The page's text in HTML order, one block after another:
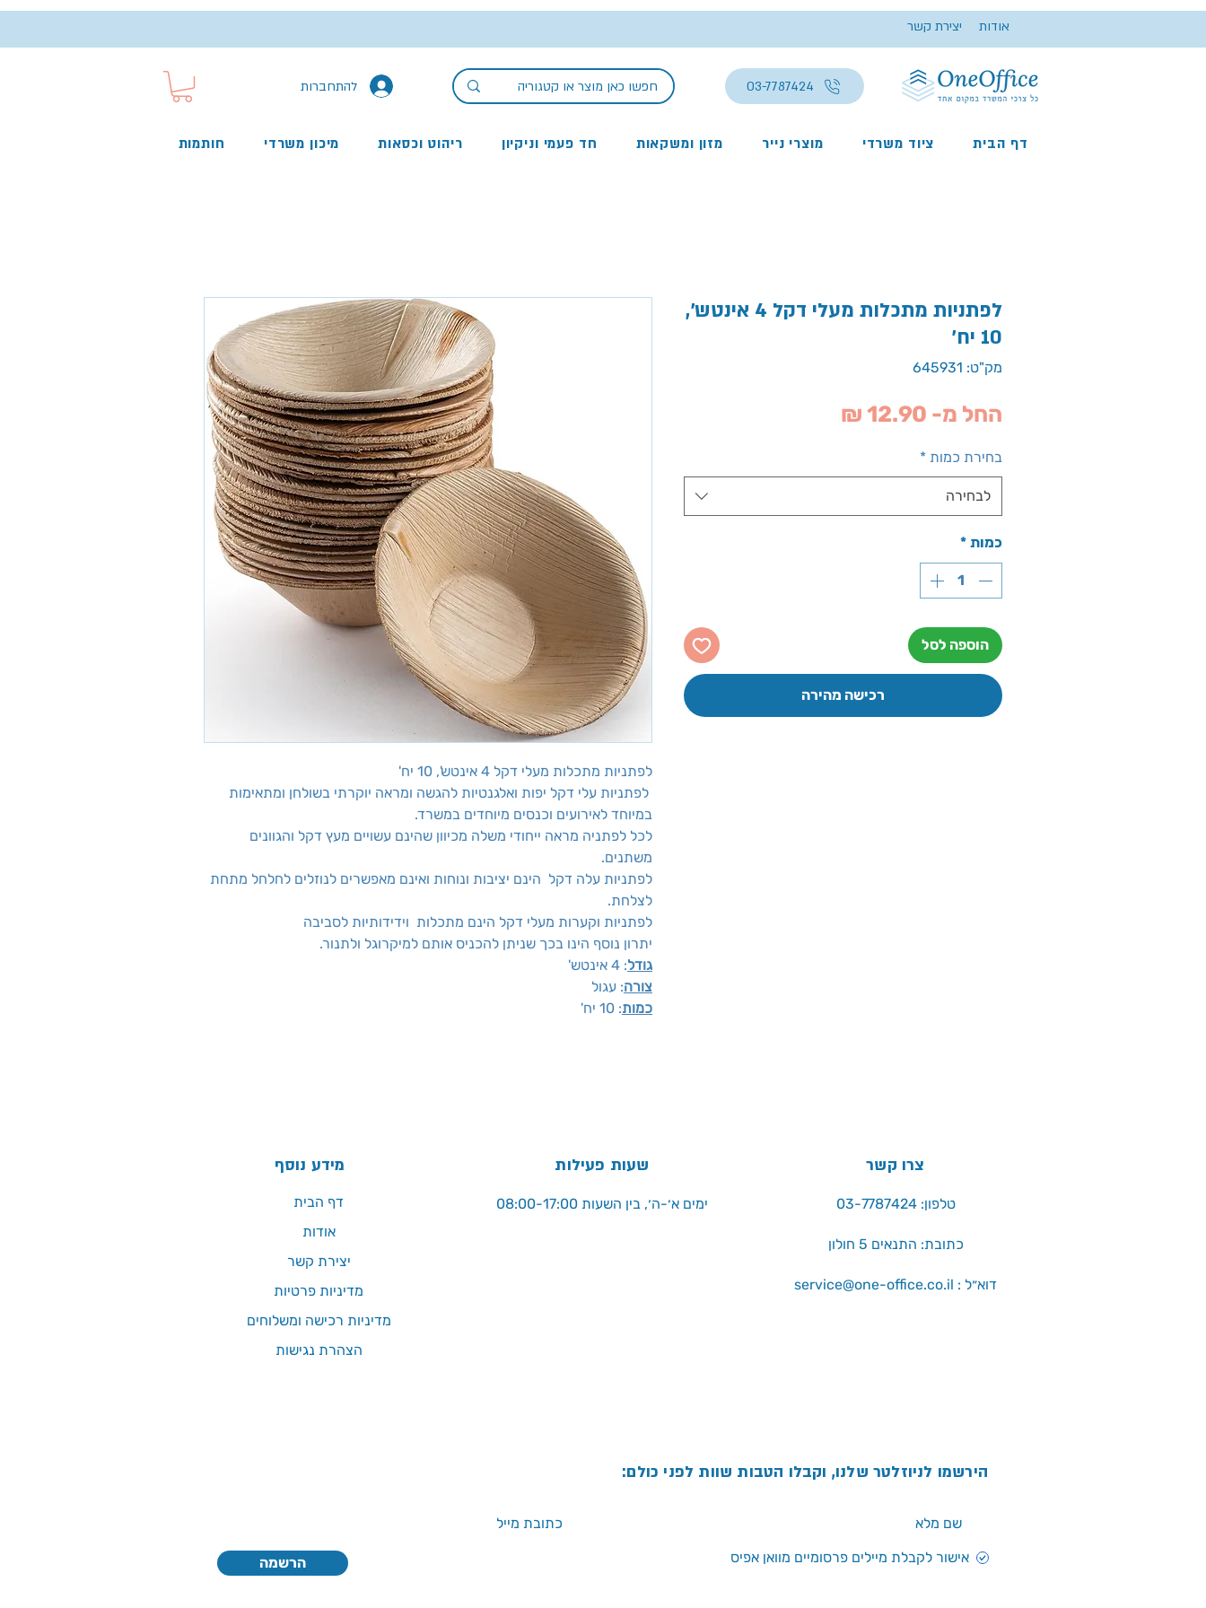
יצירת קשר אודות
להתחברות 03-7787424
דף הבית ציוד משרדי מוצרי נייר מזון ומשקאות חד פעמי וניקיון ריהוט וכסאות מיכון משרדי חותמות
לפתניות מתכלות מעלי דקל 4 אינטש', 10 יח'
לפתניות עלי דקל יפות ואלגנטיות להגשה ומראה יוקרתי בשולחן ומתאימות
במיוחד לאירועים וכנסים מיוחדים במשרד.
לכל לפתניה מראה ייחודי משלה מכיוון שהינם עשויים מעץ דקל והגוונים
משתנים.
לפתניות עלה דקל הינם יציבות ונוחות ואינם מאפשרים לנוזלים לחלחל מתחת
לצלחת.
לפתניות וקערות מעלי דקל הינם מתכלות וידידותיות לסביבה
יתרון נוסף הינו בכך שניתן להכניס אותם למיקרוגל ולתנור.
גודל: 4 אינטש'
צורה: עגול
כמות: 10 יח'
לפתניות מתכלות מעלי דקל 4 אינטש',
10 יח'
מק"ט: 645931
החל מ- 12.90 ₪
בחירת כמות *
לבחירה
כמות *
הוספה לסל
רכישה מהירה
מידע נוסף שעות פעילות
ימים א׳-ה׳, בין השעות 08:00-17:00
צרו קשר
טלפון: 03-7787424
כתובת: התנאים 5 חולון
service@one-office.co.il : דוא״ל
דף הבית
אודות
יצירת קשר
מדיניות פרטיות
מדיניות רכישה ומשלוחים
הצהרת נגישות
הירשמו לניוזלטר שלנו, וקבלו הטבות שוות לפני כולם:
הרשמה אישור לקבלת מיילים פרסומיים מוואן אפיס